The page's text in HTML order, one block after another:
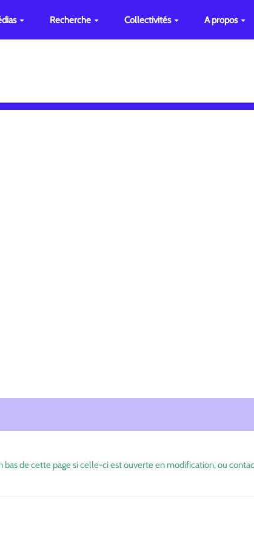
Recherche Collectivités A propos
de cette page si celle-ci est ouverte en modification, ou